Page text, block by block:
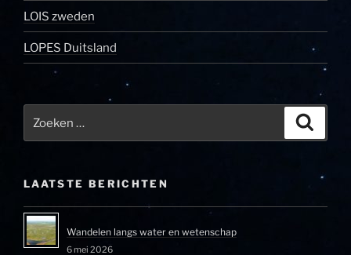
LOIS zweden
LOPES Duitsland
LAATSTE BERICHTEN
Wandelen langs water en wetenschap
6 mei 2026